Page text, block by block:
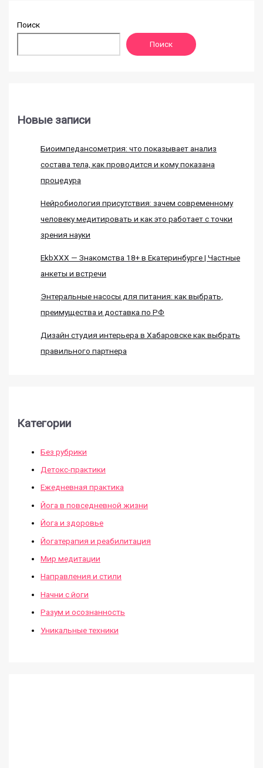
Поиск
Поиск
Новые записи
Биоимпедансометрия: что показывает анализ
состава тела, как проводится и кому показана
процедура
Нейробиология присутствия: зачем современному
человеку медитировать и как это работает с точки
зрения науки
EkbXXX — Знакомства 18+ в Екатеринбурге | Частные
анкеты и встречи
Энтеральные насосы для питания: как выбрать,
преимущества и доставка по РФ
Дизайн студия интерьера в Хабаровске как выбрать
правильного партнера
Категории
Без рубрики
Детокс-практики
Ежедневная практика
Йога в повседневной жизни
Йога и здоровье
Йогатерапия и реабилитация
Мир медитации
Направления и стили
Начни с йоги
Разум и осознанность
Уникальные техники